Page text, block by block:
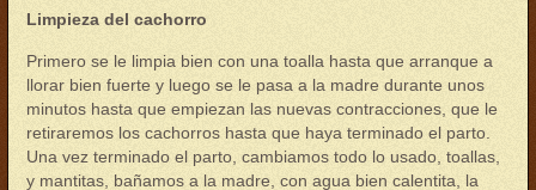
Limpieza del cachorro
Primero se le limpia bien con una toalla hasta que arranque a
llorar bien fuerte y luego se le pasa a la madre durante unos
minutos hasta que empiezan las nuevas contracciones, que le
retiraremos los cachorros hasta que haya terminado el parto.
Una vez terminado el parto, cambiamos todo lo usado, toallas,
y mantitas, bañamos a la madre, con agua bien calentita, la